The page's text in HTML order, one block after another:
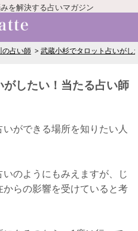
を解決する占いマガジン
の占い師 武蔵小杉でタロット占いがし
したい！当たる占い師
ができる場所を知りたい人
のようにもみえますが、じ
らの影響を受けていると考